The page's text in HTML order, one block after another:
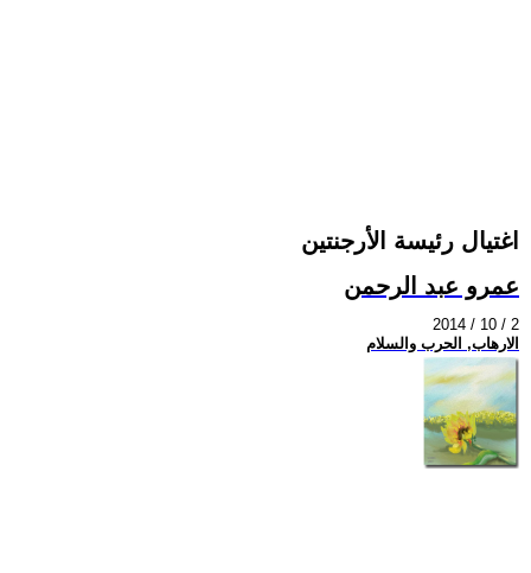
اغتيال رئيسة الأرجنتين
عمرو عبد الرحمن
2014 / 10 / 2
الارهاب, الحرب والسلام